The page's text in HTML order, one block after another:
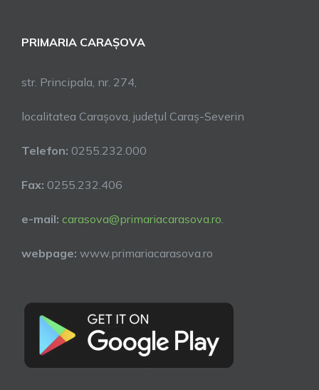
PRIMARIA CARAȘOVA
str. Principala, nr. 274,
localitatea Carașova, județul Caraș-Severin
Telefon: 0255.232.000
Fax: 0255.232.406
e-mail: carasova@primariacarasova.ro.
webpage: www.primariacarasova.ro